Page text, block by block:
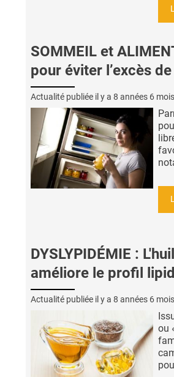
SOMMEIL et
pour éviter l’excès
Actualité publiée il y a 8 années 6 mois
DYSLYPIDÉMIE :
améliore le profil
Actualité publiée il y a 8 années 6 mois
ou